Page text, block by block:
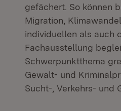
gefächert. So können
Migration,
individuellen als auch
Fachausstellung
Schwerpunktthema
Gewalt- und
Sucht-, Verkehrs- und